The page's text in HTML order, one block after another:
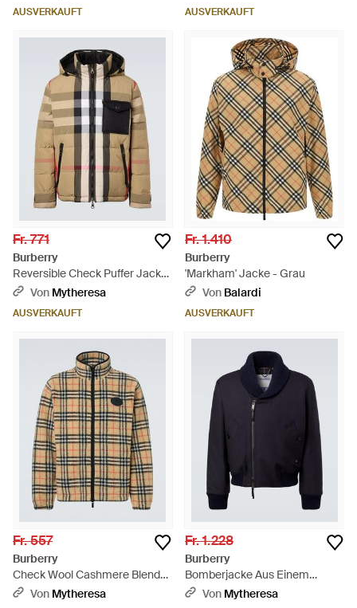
AUSVERKAUFT AUSVERKAUFT
Fr. 771
Burberry
Reversible Check Puffer Jacket
- Natur
Von Mytheresa
AUSVERKAUFT
Fr. 1.410
Burberry
'Markham' Jacke - Grau
Von Balardi
AUSVERKAUFT
Fr. 557
Burberry
Check Wool Cashmere Blend
Fleece - Braun
Von Mytheresa
Fr. 1.228
Burberry
Bomberjacke Aus Einem
Wollgemisch - Blau
Von Mytheresa